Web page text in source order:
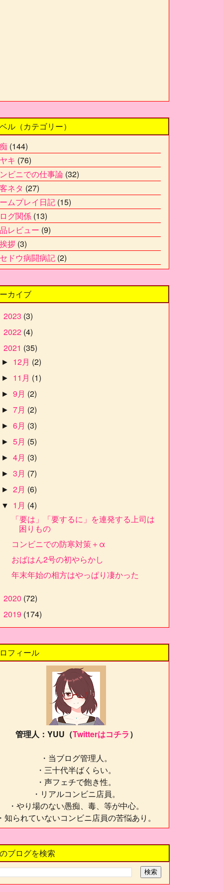
ル（カテゴリー）
(144)
キ (76)
ビニでの仕事論 (32)
ネタ (27)
ムプレイ日記 (15)
グ関係 (13)
レビュー (9)
拶 (3)
ドウ病闘病記 (2)
カイブ
2023 (3)
2022 (4)
2021 (35)
► 12月 (2)
► 11月 (1)
► 9月 (2)
► 7月 (2)
► 6月 (3)
► 5月 (5)
► 4月 (3)
► 3月 (7)
► 2月 (6)
▼ 1月 (4)
「要は」「要するに」を連発する上司は
困りもの
コンビニでの防寒対策＋α
おばはん2号の初やらかし
年末年始の相方はやっぱり凄かった
2020 (72)
2019 (174)
フィール
管理人：YUU（Twitterはコチラ）
・当ブログ管理人。
・三十代半ばくらい。
・声フェチで飽き性。
・リアルコンビニ店員。
・やり場のない愚痴、毒、等が中心。
・知られていないコンビニ店員の苦悩あり。
ブログを検索